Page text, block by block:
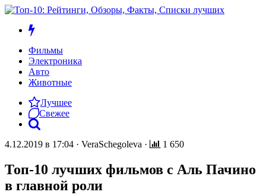
Фильмы
Электроника
Авто
Животные
Лучшее
Свежее
4.12.2019 в 17:04 · VeraSchegoleva · 1 650
Топ-10 лучших фильмов с Аль Пачино
в главной роли